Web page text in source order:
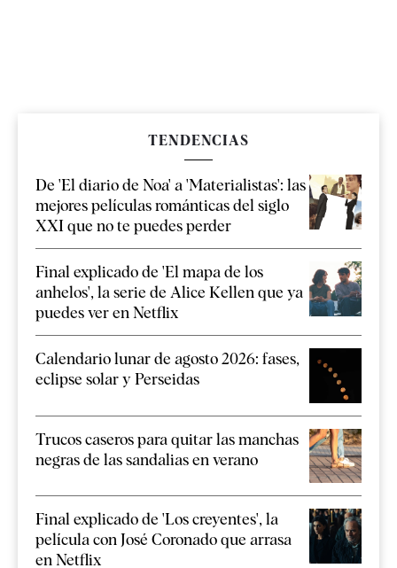
TENDENCIAS
De 'El diario de Noa' a 'Materialistas': las
mejores películas románticas del siglo
XXI que no te puedes perder
Final explicado de 'El mapa de los
anhelos', la serie de Alice Kellen que ya
puedes ver en Netflix
Calendario lunar de agosto 2026: fases,
eclipse solar y Perseidas
Trucos caseros para quitar las manchas
negras de las sandalias en verano
Final explicado de 'Los creyentes', la
película con José Coronado que arrasa
en Netflix